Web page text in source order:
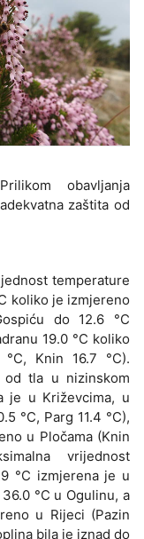
obavljanja
zaštita od
temperature
koliko je izmjereno
do 12.6 °C
19.0 °C koliko
Knin 16.7 °C).
od tla u nizinskom
je u Križevcima, u
°C, Parg 11.4 °C),
u Pločama (Knin
vrijednost
°C izmjerena je u
°C u Ogulinu, a
u Rijeci (Pazin
bila je iznad do